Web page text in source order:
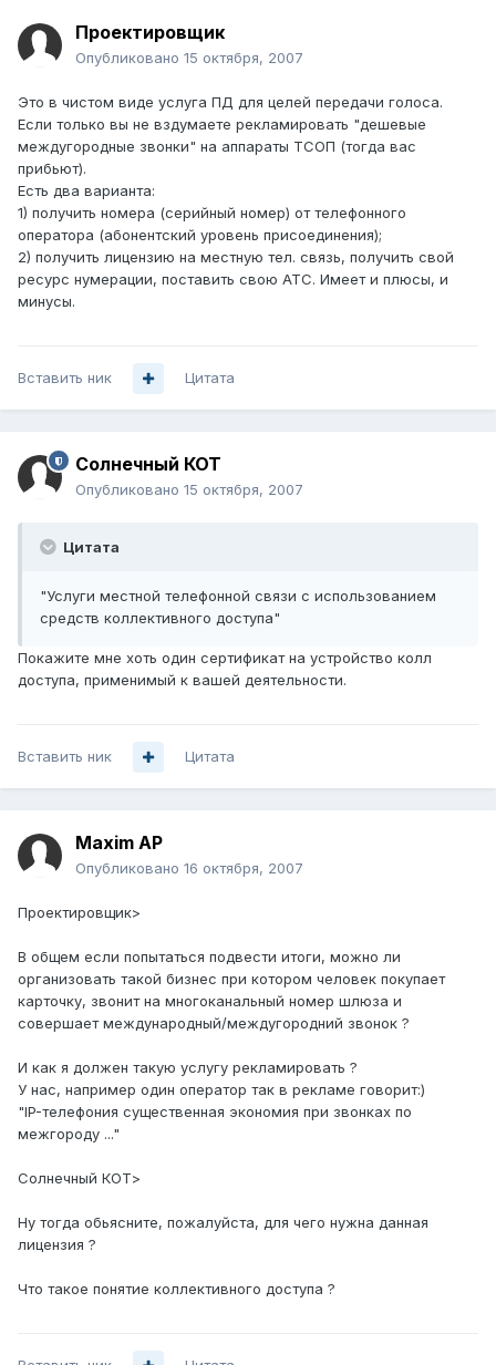
Проектировщик
Опубликовано 15 октября, 2007
Это в чистом виде услуга ПД для целей передачи голоса.
Если только вы не вздумаете рекламировать "дешевые
междугородные звонки" на аппараты ТСОП (тогда вас
прибьют).
Есть два варианта:
1) получить номера (серийный номер) от телефонного
оператора (абонентский уровень присоединения);
2) получить лицензию на местную тел. связь, получить свой
ресурс нумерации, поставить свою АТС. Имеет и плюсы, и
минусы.
Вставить ник Цитата
Солнечный КОТ
Опубликовано 15 октября, 2007
Цитата
"Услуги местной телефонной связи с использованием
средств коллективного доступа"
Покажите мне хоть один сертификат на устройство колл
доступа, применимый к вашей деятельности.
Вставить ник Цитата
Maxim AP
Опубликовано 16 октября, 2007
Проектировщик>
В общем если попытаться подвести итоги, можно ли
организовать такой бизнес при котором человек покупает
карточку, звонит на многоканальный номер шлюза и
совершает международный/междугородний звонок ?
И как я должен такую услугу рекламировать ?
У нас, например один оператор так в рекламе говорит:)
"IP-телефония существенная экономия при звонках по
межгороду ..."
Солнечный КОТ>
Ну тогда обьясните, пожалуйста, для чего нужна данная
лицензия ?
Что такое понятие коллективного доступа ?